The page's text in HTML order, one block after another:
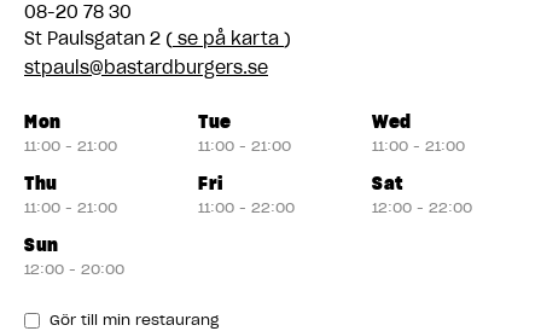
08-20 78 30
St Paulsgatan 2 ( se på karta )
stpauls@bastardburgers.se
Mon
11:00 - 21:00
Tue
11:00 - 21:00
Wed
11:00 - 21:00
Thu
11:00 - 21:00
Fri
11:00 - 22:00
Sat
12:00 - 22:00
Sun
12:00 - 20:00
Gör till min restaurang